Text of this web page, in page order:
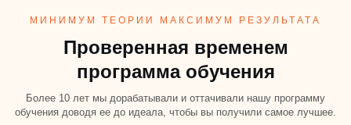
МИНИМУМ ТЕОРИИ МАКСИМУМ РЕЗУЛЬТАТА
Проверенная временем
программа обучения
Более 10 лет мы дорабатывали и оттачивали нашу программу
обучения доводя ее до идеала, чтобы вы получили самое лучшее.